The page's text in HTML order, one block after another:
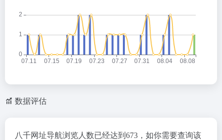
数据评估
八千网址导航浏览人数已经达到673，如你需要查询该